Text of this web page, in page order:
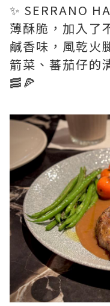
✨ SERRANO
薄酥脆，加入了
鹹香味，風乾火
箭菜、蕃茄仔的
🥓🍕